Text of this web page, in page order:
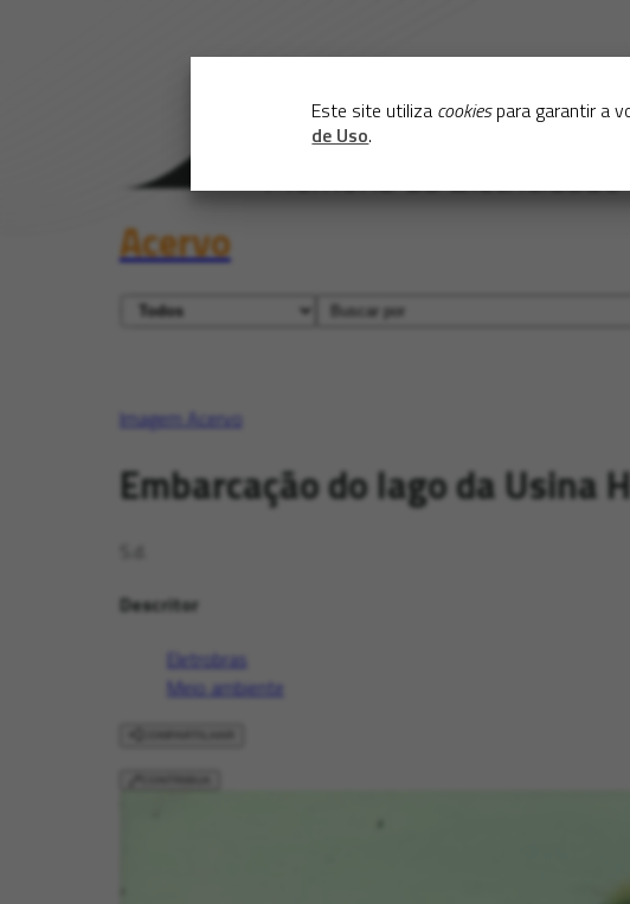
Este site utiliza cookiespara garantir a
de Uso.
Acervo
Imagem Acervo
Embarcação do lago da Usina
Descritor
Eletrobras
Meio ambiente